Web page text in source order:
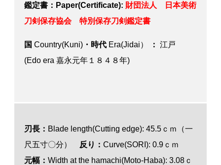
鑑定書：Paper(Certificate): 財団法人 日本美術
刀剣保存協会 特別保存刀剣鑑定書
国 Country(Kuni) ・時代 Era(Jidai） ： 江戸
(Edo era 嘉永元年１８４８年)
刃長： Blade length(Cutting edge): 45.5ｃｍ（一
尺五寸〇分）
反り： Curve(SORI): 0.9ｃｍ
元幅： Width at the hamachi(Moto-Haba): 3.08ｃ